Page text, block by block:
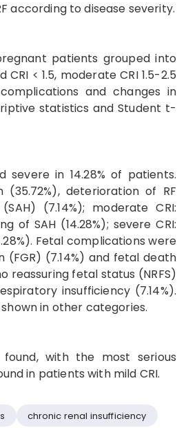
according to disease severity.
patients grouped into
< 1.5, moderate CRI 1.5-2.5
and changes in
statistics and Student t-
severe in 14.28% of patients.
deterioration of RF
(7.14%); moderate CRI:
of SAH (14.28%); severe CRI:
Fetal complications were
(7.14%) and fetal death
reassuring fetal status (NRFS)
insufficiency (7.14%).
in other categories.
with the most serious
in patients with mild CRI.
chronic renal insufficiency